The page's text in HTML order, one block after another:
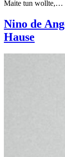
Maite tun wollte,…
Nino de
Hause